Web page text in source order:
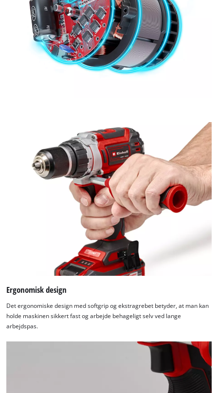
Ergonomisk design
Det ergonomiske design med softgrip og ekstragrebet betyder, at man kan
holde maskinen sikkert fast og arbejde behageligt selv ved lange
arbejdspas.